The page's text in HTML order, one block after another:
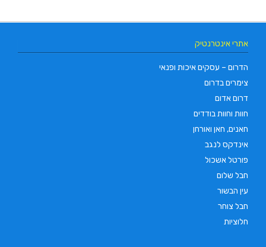
אתרי אינטרנטיק
הדרום – עסקים איכות ופנאי
צימרים בדרום
דרום אדום
חוות וחוות בודדים
חאנים, חאן ואורחן
אינדקס לנגב
פורטל אשכול
חבל שלום
עין הבשור
חבל צוחר
חלוציות